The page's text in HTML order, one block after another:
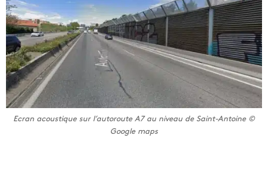
Ecran acoustique sur l’autoroute A7 au niveau de Saint-Antoine ©
Google maps